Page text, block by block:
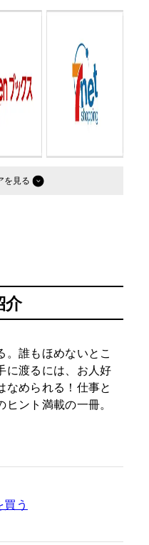
9784344007987
介
。誰もほめないとこ
渡るには、お人好
なめられる！仕事と
ント満載の一冊。
う